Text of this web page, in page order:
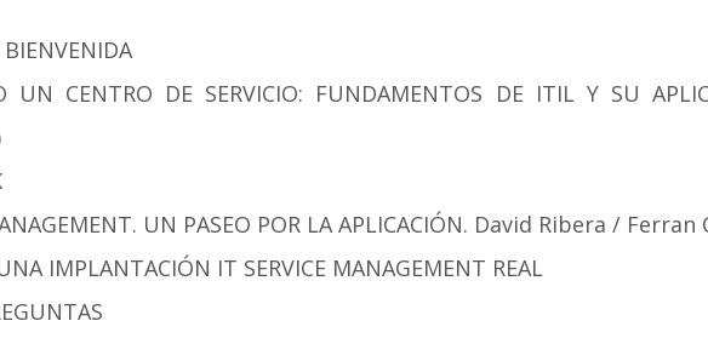
BIENVENIDA
UN CENTRO DE SERVICIO: FUNDAMENTOS DE ITIL Y SU
UN PASEO POR LA APLICACIÓN. David Ribera /
IMPLANTACIÓN IT SERVICE MANAGEMENT REAL